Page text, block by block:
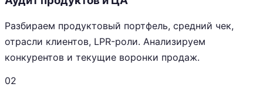
Разбираем продуктовый портфель, средний чек,
отрасли клиентов, LPR-роли. Анализируем
конкурентов и текущие воронки продаж.
02